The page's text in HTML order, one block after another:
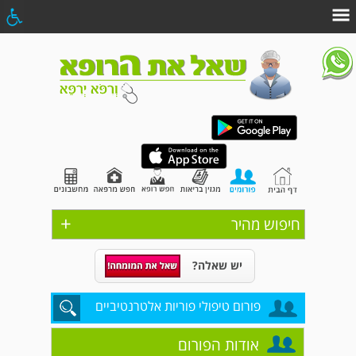
+ חיפוש מהיר
יש שאלה?
פורום טיפולי פוריות אלטרנטיביים
אודות הפורום